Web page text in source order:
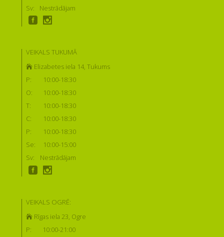
Sv:
Nestrādājam
VEIKALS TUKUMĀ
Elizabetes iela 14, Tukums
P:
10:00-18:30
O:
10:00-18:30
T:
10:00-18:30
C:
10:00-18:30
P:
10:00-18:30
Se:
10:00-15:00
Sv:
Nestrādājam
VEIKALS OGRĒ:
Rīgas iela 23, Ogre
P:
10:00-21:00